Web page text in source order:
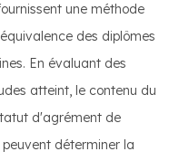
une méthode
des diplômes
En évaluant des
atteint, le contenu du
d'agrément de
déterminer la